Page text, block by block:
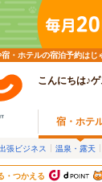
・ホテルの宿泊予約は
こんにちは♪
宿・ホテ
張ビジネス 温泉・露天
・つかえる